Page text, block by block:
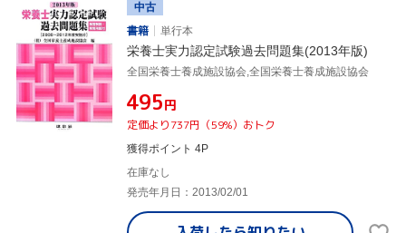
中古
書籍
単行本
栄養士実力認定試験過去問題集(2013年版)
全国栄養士養成施設協会,全国栄養士養成施設協会
¥495円
定価より737円（59%）おトク
獲得ポイント 4P
在庫なし
発売年月日：2013/02/01